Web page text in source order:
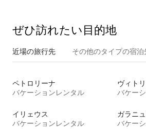
ぜひ訪⁠れ⁠た⁠い目⁠的⁠地
近場の旅行先 その他のタ⁠イ⁠プ⁠の宿⁠泊⁠
ペトロリーナ
バケーションレンタル
ヴィト
バケー
イリェウス
バケーションレンタル
ガラニ
バケー